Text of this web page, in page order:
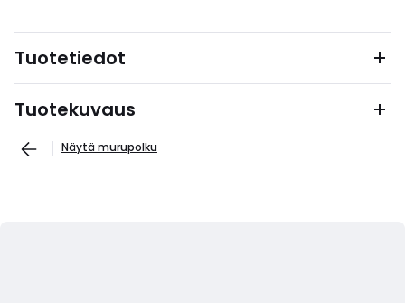
Tuotetiedot
Tuotekuvaus
Näytä murupolku